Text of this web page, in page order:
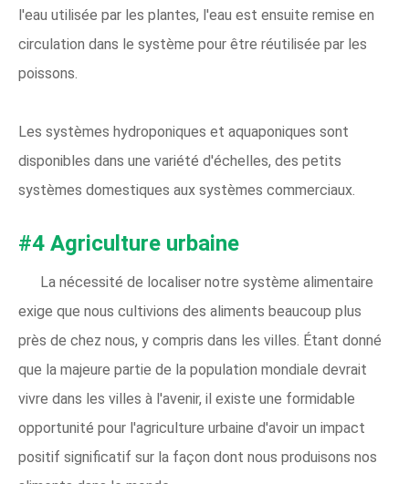
l'eau utilisée par les plantes, l'eau est ensuite remise en
circulation dans le système pour être réutilisée par les
poissons.
Les systèmes hydroponiques et aquaponiques sont
disponibles dans une variété d'échelles, des petits
systèmes domestiques aux systèmes commerciaux.
#4 Agriculture urbaine
La nécessité de localiser notre système alimentaire
exige que nous cultivions des aliments beaucoup plus
près de chez nous, y compris dans les villes. Étant donné
que la majeure partie de la population mondiale devrait
vivre dans les villes à l'avenir, il existe une formidable
opportunité pour l'agriculture urbaine d'avoir un impact
positif significatif sur la façon dont nous produisons nos